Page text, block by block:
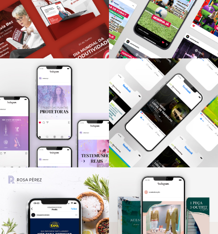
Sílvia Bez
REDES SOCIAIS
Quantum Parks
REDES SOCIAIS
Sila Tarot
REDES SOCIAIS
ELOS Coworking
REDES SOCIAIS